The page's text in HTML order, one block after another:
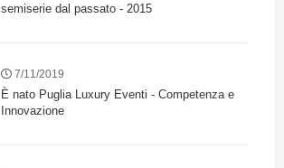
semiserie dal passato - 2015
7/11/2019
È nato Puglia Luxury Eventi - Competenza e
Innovazione